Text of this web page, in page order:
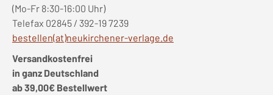
(Mo-Fr 8:30-16:00 Uhr)
Telefax 02845 / 392-19 7239
bestellen(at)neukirchener-verlage.de
Versandkostenfrei
in ganz Deutschland
ab 39,00€ Bestellwert